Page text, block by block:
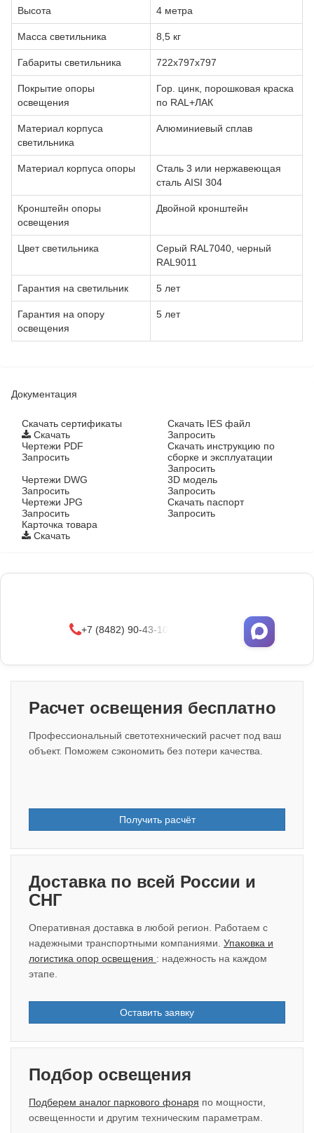
Высота 4 метра
Масса светильника 8,5 кг
Габариты светильника 722х797х797
Покрытие опоры
освещения
Гор. цинк, порошковая краска
по RAL+ЛАК
Материал корпуса
светильника
Алюминиевый сплав
Материал корпуса опоры
Сталь 3 или нержавеющая
сталь AISI 304
Кронштейн опоры
освещения
Двойной кронштейн
Цвет светильника
Серый RAL7040, черный
RAL9011
Гарантия на светильник 5 лет
Гарантия на опору
освещения
5 лет
Документация
Cкачать сертификаты
Скачать
Скачать IES файл
Запросить
Чертежи PDF
Запросить
Скачать инструкцию по
сборке и эксплуатации
Запросить
Чертежи DWG
Запросить
3D модель
Запросить
Чертежи JPG
Запросить
Скачать паспорт
Запросить
Карточка товара
Скачать
+7 (8482) 90-43-10
Расчет освещения бесплатно
Профессиональный светотехнический расчет под ваш
объект. Поможем сэкономить без потери качества.
Получить расчёт
Доставка по всей России и
СНГ
Оперативная доставка в любой регион. Работаем с
надежными транспортными компаниями. Упаковка и
логистика опор освещения : надежность на каждом
этапе.
Оставить заявку
Подбор освещения
Подберем аналог паркового фонаря по мощности,
освещенности и другим техническим параметрам.